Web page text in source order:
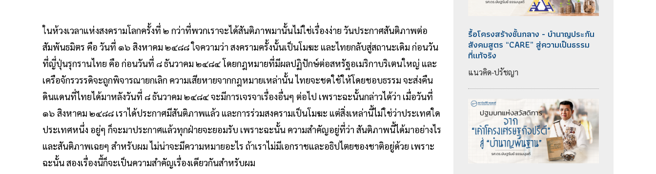
ในห้วงเวลาแห่งสงครามโลกครั้งที่ ๒ กว่าที่พวกเราจะได้สันติภาพมานั้นไม่ใช่เรื่องง่าย วันประกาศสันติภาพต่อ
สัมพันธมิตร คือ วันที่ ๑๖ สิงหาคม ๒๔๘๘ ใจความว่า สงครามครั้งนั้นเป็นโมฆะ และไทยกลับสู่สถานะเดิม ก่อนวัน
ที่ญี่ปุ่นรุกรานไทย คือ ก่อนวันที่ ๘ ธันวาคม ๒๔๘๔ โดยกฎหมายที่มีผลปฏิปักษ์ต่อสหรัฐอเมริกาบริเตนใหญ่ และ
เครือจักรวรรดิจะถูกพิจารณายกเลิก ความเสียหายจากกฎหมายเหล่านั้น ไทยจะชดใช้ให้โดยชอบธรรม จะส่งคืน
ดินแดนที่ไทยได้มาหลังวันที่ ๘ ธันวาคม ๒๔๘๔ จะมีการเจรจาเรื่องอื่นๆ ต่อไป เพราะฉะนั้นกล่าวได้ว่า เมื่อวันที่
๑๖ สิงหาคม ๒๔๘๘ เราได้ประกาศมีสันติภาพแล้ว และการร่วมสงครามเป็นโมฆะ แต่สิ่งเหล่านี้ไม่ใช่ว่าประเทศใด
ประเทศหนึ่ง อยู่ๆ ก็จะมาประกาศแล้วทุกฝ่ายจะยอมรับ เพราะฉะนั้น ความสำคัญอยู่ที่ว่า สันติภาพนี้ได้มาอย่างไร
และสันติภาพเฉยๆ สำหรับผม ไม่น่าจะมีความหมายอะไร ถ้าเราไม่มีเอกราชและอธิปไตยของชาติอยู่ด้วย เพราะ
ฉะนั้น สองเรื่องนี้ก็จะเป็นความสำคัญเรื่องเดียวกันสำหรับผม
รื้อโครงสร้างชั้นกลาง - บำนาญประกัน
สังคมสูตร “CARE” สู่ความเป็นธรรม
ที่แท้จริง
แนวคิด-ปรัชญา